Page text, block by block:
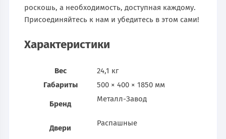
роскошь, а необходимость, доступная каждому.
Присоединяйтесь к нам и убедитесь в этом сами!
Характеристики
Вес
24,1 кг
Габариты
500 × 400 × 1850 мм
Бренд
Металл-Завод
Двери
Распашные